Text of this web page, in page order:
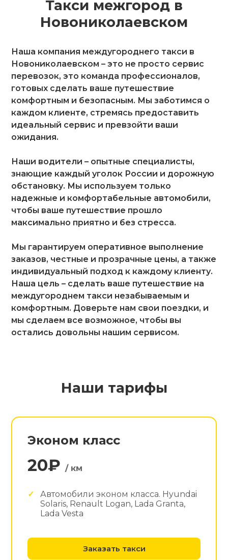
Такси межгород в
Новониколаевском
Наша компания междугороднего такси в
Новониколаевском – это не просто сервис
перевозок, это команда профессионалов,
готовых сделать ваше путешествие
комфортным и безопасным. Мы заботимся о
каждом клиенте, стремясь предоставить
идеальный сервис и превзойти ваши
ожидания.
Наши водители – опытные специалисты,
знающие каждый уголок России и дорожную
обстановку. Мы используем только
надежные и комфортабельные автомобили,
чтобы ваше путешествие прошло
максимально приятно и без стресса.
Мы гарантируем оперативное выполнение
заказов, честные и прозрачные цены, а также
индивидуальный подход к каждому клиенту.
Наша цель – сделать ваше путешествие на
междугороднем такси незабываемым и
комфортным. Доверьте нам свои поездки, и
мы сделаем все возможное, чтобы вы
остались довольны нашим сервисом.
Наши тарифы
Эконом класс
20₽/ км
Автомобили эконом класса. Hyundai
Solaris, Renault Logan, Lada Granta,
Lada Vesta
Заказать такси